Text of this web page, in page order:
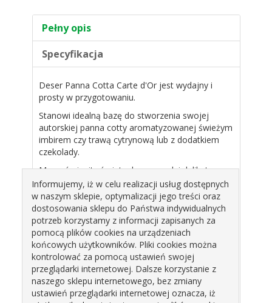
Pełny opis
Specyfikacja
Deser Panna Cotta Carte d'Or jest wydajny i
prosty w przygotowaniu.
Stanowi idealną bazę do stworzenia swojej
autorskiej panna cotty aromatyzowanej świeżym
imbirem czy trawą cytrynową lub z dodatkiem
czekolady.
Ma wyśmienity śmietankowy smak i delikatną
aksamitną konsystencją.
Produkt jest bezglutenowy i bez dodatku
wzmacniaczy smaku oraz konserwantów.
Składniki
cukier, skrobia, żelatyna wieprzowa, aromaty.
Może zawierać gluten, mleko i jaja.
Informujemy, iż w celu realizacji usług dostępnych
w naszym sklepie, optymalizacji jego treści oraz
dostosowania sklepu do Państwa indywidualnych
potrzeb korzystamy z informacji zapisanych za
pomocą plików cookies na urządzeniach
końcowych użytkowników. Pliki cookies można
kontrolować za pomocą ustawień swojej
przeglądarki internetowej. Dalsze korzystanie z
naszego sklepu internetowego, bez zmiany
ustawień przeglądarki internetowej oznacza, iż